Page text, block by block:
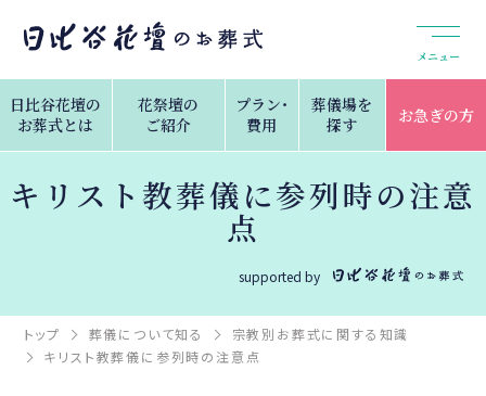
メニュー
日比谷花壇の
お葬式とは
花祭壇の
ご紹介
プラン・
費用
葬儀場を
探す
お急ぎの方
キリスト教葬儀に参列時の注意
点
supported by
トップ 葬儀について知る
宗教別お葬式に関する知識
キリスト教葬儀に参列時の注意点